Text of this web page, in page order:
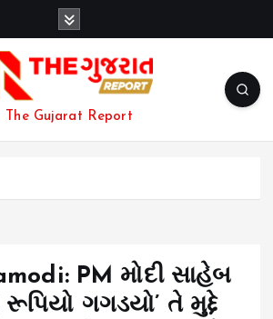
The Gujarat Report
PM મોદી સાહેબ
રૂપિયો ગગડયો’ તે મુદ્દે